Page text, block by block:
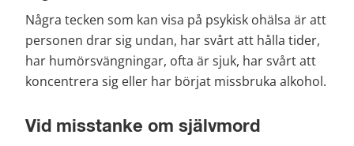
Några tecken som kan visa på psykisk ohälsa är att
personen drar sig undan, har svårt att hålla tider,
har humörsvängningar, ofta är sjuk, har svårt att
koncentrera sig eller har börjat missbruka alkohol.
Vid misstanke om självmord